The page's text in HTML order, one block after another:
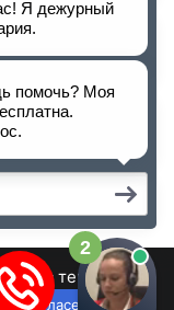
области
с тем, что
Согласен